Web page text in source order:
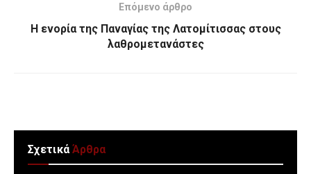
Επόμενο άρθρο
Η ενορία της Παναγίας της Λατομίτισσας στους
λαθρομετανάστες
ΣχετικάΆρθρα